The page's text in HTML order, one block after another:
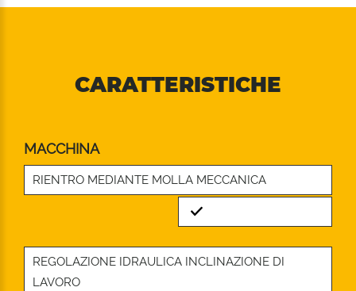
CARATTERISTICHE
MACCHINA
RIENTRO MEDIANTE MOLLA MECCANICA
Standard
REGOLAZIONE IDRAULICA INCLINAZIONE DI
LAVORO